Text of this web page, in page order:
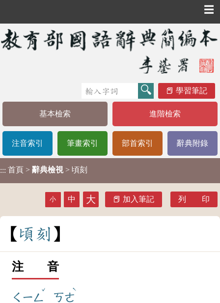
☰
學習筆記
基本檢索 進階檢索
注音索引 筆畫索引 部首索引 辭典附錄
::: 首頁 > 辭典檢視 > 頃刻
小 中 大 加入筆記 列 印
頃 刻
注 音
ㄑㄧㄥ
ˇ
ㄎㄜ
ˋ